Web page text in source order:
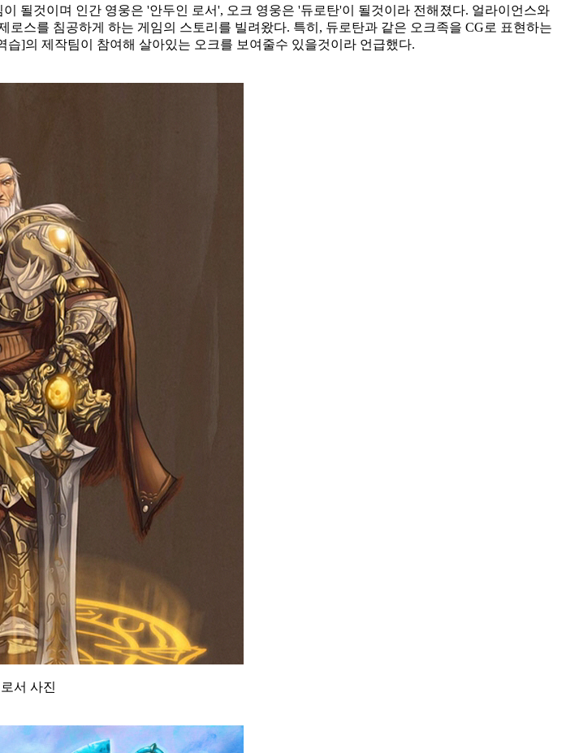
될것이며 인간 영웅은 '안두인 로서', 오크 영웅은 '듀로탄'이 될것이라 전해졌다. 얼라이언스와
로스를 침공하게 하는 게임의 스토리를 빌려왔다. 특히, 듀로탄과 같은 오크족을 CG로 표현하는
]의 제작팀이 참여해 살아있는 오크를 보여줄수 있을것이라 언급했다.
서 사진